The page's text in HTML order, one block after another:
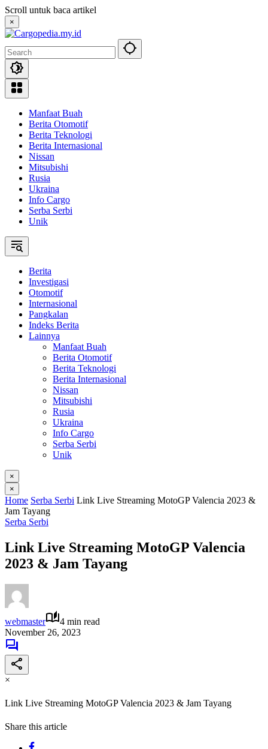
Skip
to
content
Scroll untuk baca artikel
×
Manfaat Buah
Berita Otomotif
Berita Teknologi
Berita Internasional
Nissan
Mitsubishi
Rusia
Ukraina
Info Cargo
Serba Serbi
Unik
Berita
Investigasi
Otomotif
Internasional
Pangkalan
Indeks Berita
Lainnya
Manfaat Buah
Berita Otomotif
Berita Teknologi
Berita Internasional
Nissan
Mitsubishi
Rusia
Ukraina
Info Cargo
Serba Serbi
Unik
×
×
Home Serba Serbi Link Live Streaming MotoGP Valencia 2023 &
Jam Tayang
Serba Serbi
Link Live Streaming MotoGP Valencia
2023 & Jam Tayang
webmaster
4 min read
November 26, 2023
×
Link Live Streaming MotoGP Valencia 2023 & Jam Tayang
Share this article